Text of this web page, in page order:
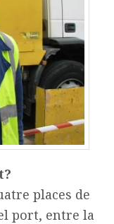
places de
port, entre la